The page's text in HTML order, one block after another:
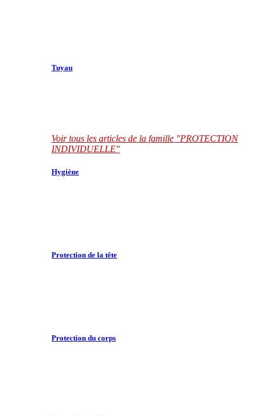
Tuyau
Voir tous les articles de la famille "PROTECTION
INDIVIDUELLE"
Hygiène
Protection de la tête
Protection du corps